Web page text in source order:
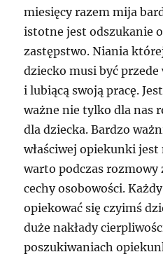
miesięcy razem mija
istotne jest odszukanie
zastępstwo. Niania
dziecko musi być przede
i lubiącą swoją pracę.
ważne nie tylko dla nas
dla dziecka. Bardzo
właściwej opiekunki
warto podczas rozmowy
cechy osobowości.
opiekować się czyimś
duże nakłady
poszukiwaniach